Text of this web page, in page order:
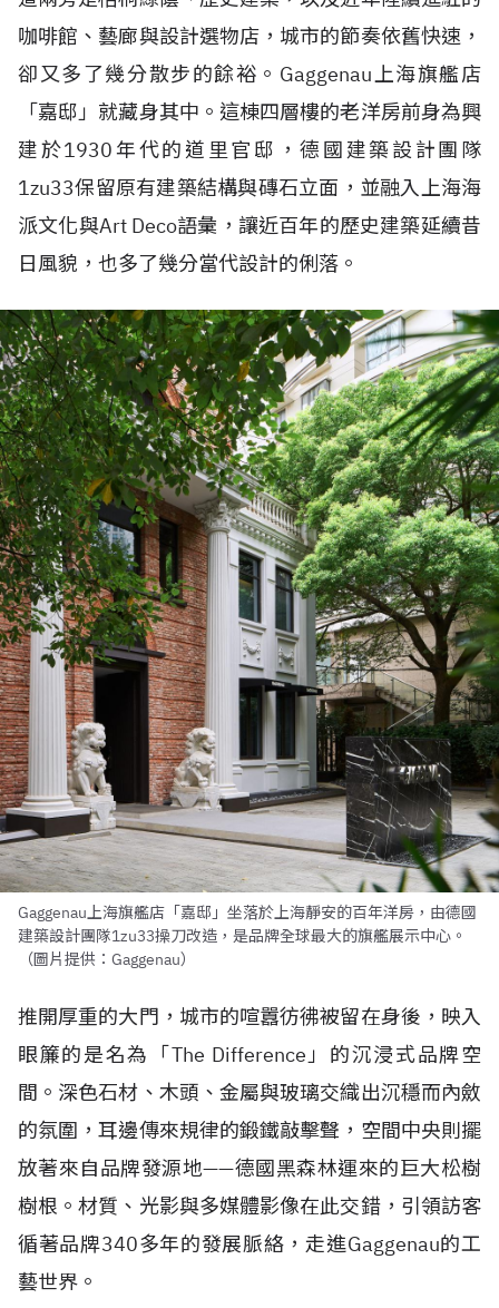
咖啡館、藝廊與設計選物店，城市的節奏依舊快速，
卻又多了幾分散步的餘裕。Gaggenau上海旗艦店
「嘉邸」就藏身其中。這棟四層樓的老洋房前身為興
建於1930年代的道里官邸，德國建築設計團隊
1zu33保留原有建築結構與磚石立面，並融入上海海
派文化與Art Deco語彙，讓近百年的歷史建築延續昔
日風貌，也多了幾分當代設計的俐落。
Gaggenau上海旗艦店「嘉邸」坐落於上海靜安的百年洋房，由德國
建築設計團隊1zu33操刀改造，是品牌全球最大的旗艦展示中心。
（圖片提供：Gaggenau）
推開厚重的大門，城市的喧囂彷彿被留在身後，映入
眼簾的是名為「The Difference」的沉浸式品牌空
間。深色石材、木頭、金屬與玻璃交織出沉穩而內斂
的氛圍，耳邊傳來規律的鍛鐵敲擊聲，空間中央則擺
放著來自品牌發源地——德國黑森林運來的巨大松樹
樹根。材質、光影與多媒體影像在此交錯，引領訪客
循著品牌340多年的發展脈絡，走進Gaggenau的工
藝世界。